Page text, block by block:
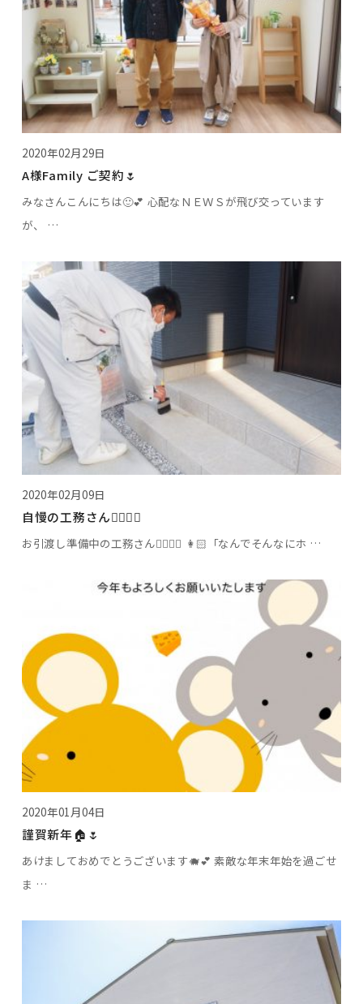
2020年02月29日
A様Family ご契約🌷
みなさんこんにちは🙂💕 心配なＮＥＷＳが飛び交っています
が、 …
2020年02月09日
自慢の工務さん👷🏻‍♂️✨
お引渡し準備中の工務さん👷🏻‍♂️✨ 👩🏻「なんでそんなにホ …
2020年01月04日
謹賀新年🏠🌷
あけましておめでとうございます🐗💕 素敵な年末年始を過ごせ
ま …